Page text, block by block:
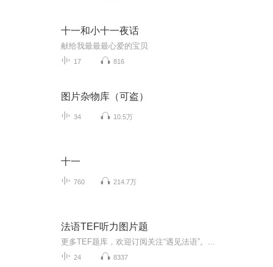
十一和小十一夜话
献给我最最最心爱的宝贝
17 816
图片杂物库（可盗）
34 10.5万
十一
760 214.7万
法语TEF听力图片题
更多TEF题库，欢迎订阅关注“遇见法语”。...
24 8337